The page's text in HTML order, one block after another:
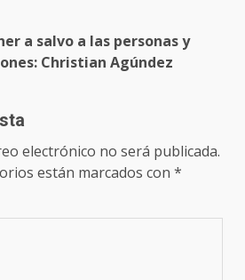
a salvo a las personas y
Christian Agúndez
electrónico no será publicada.
están marcados con *